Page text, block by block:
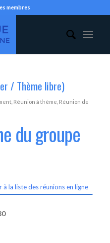
membres
/ Thème libre)
, Réunion à thème Réunion de
du groupe
à la liste des réunions en ligne